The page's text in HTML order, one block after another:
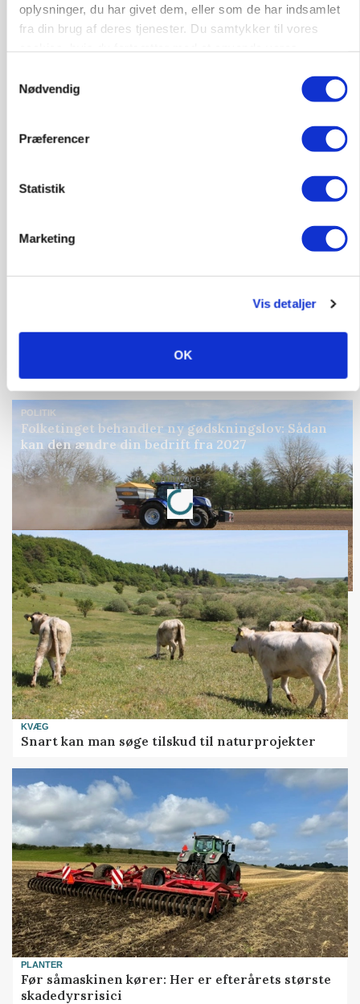
oplysninger, du har givet dem, eller som de har indsamlet
fra din brug af deres tjenester. Du samtykker til vores
Nødvendig
Præferencer
Statistik
Marketing
Vis detaljer
OK
MARKED
»Nu stopper I«: Landbrugsdebattør og
Annonce
POLITIK
Folketinget behandler ny gødskningslov: Sådan
kan den ændre din bedrift fra 2027
Annonce
Loading...
KVÆG
Snart kan man søge tilskud til naturprojekter
PLANTER
Før såmaskinen kører: Her er efterårets største
skadedyrsrisici